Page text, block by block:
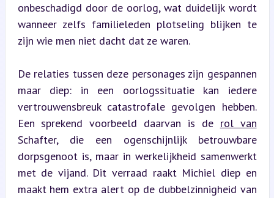
onbeschadigd door de oorlog, wat duidelijk wordt
wanneer zelfs familieleden plotseling blijken te
zijn wie men niet dacht dat ze waren.
De relaties tussen deze personages zijn gespannen
maar diep: in een oorlogssituatie kan iedere
vertrouwensbreuk catastrofale gevolgen hebben.
Een sprekend voorbeeld daarvan is de rol van
Schafter, die een ogenschijnlijk betrouwbare
dorpsgenoot is, maar in werkelijkheid samenwerkt
met de vijand. Dit verraad raakt Michiel diep en
maakt hem extra alert op de dubbelzinnigheid van